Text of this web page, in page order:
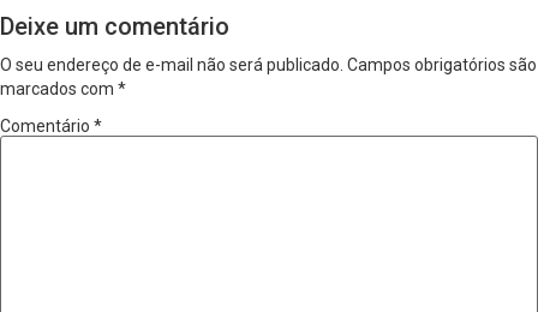
Deixe um comentário
O seu endereço de e-mail não será publicado. Campos obrigatórios são
marcados com *
Comentário *